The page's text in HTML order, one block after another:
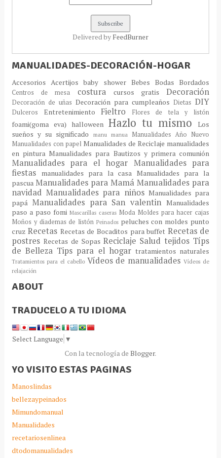
Delivered by FeedBurner
MANUALIDADES-DECORACIÓN-HOGAR
AccesoriosAcertijosbaby shower Bebes BodasBordados
Centros de mesa costura cursos gratisDecoración
Decoración de uñas Decoración para cumpleaños DietasDIY
Dulceros Entretenimiento Fieltro Flores de tela y listón
foami(goma eva) halloween Hazlo tu mismoLos
sueños y su significado
manu manua Manualidades Año Nuevo
Manualidades con papel Manualidades de Reciclaje manualidades
en pinturaManualidades para Bautizos y primera comunión
Manualidades para el hogar Manualidades para
fiestas
manualidades para la casa Manualidades para la
pascua Manualidades para MamáManualidades para
navidadManualidades para niños Manualidades para
papá Manualidades para San valentinManualidades
paso a paso fomi Mascarillas caseras Moda Moldes para hacer cajas
Moños y diademas de listón Peinados peluches con moldes punto
cruzRecetas Recetas de Bocaditos para buffet Recetas de
postres Recetas de SopasReciclaje Saludtejidos Típs
de Belleza Tips para el hogar tratamientos naturales
Tratamientos para el cabello Vídeos de manualidadesVídeos de
relajación
ABOUT
TRADUCELO A TU IDIOMA
Select Language ▼
Con la tecnología de Blogger.
YO VISITO ESTAS PAGINAS
Manoslindas
bellezaypeinados
Mimundomanual
Manualidades
recetariosenlinea
dtodomanualidades